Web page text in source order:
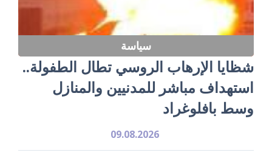
سياسة
شظايا الإرهاب الروسي تطال الطفولة..
استهداف مباشر للمدنيين والمنازل
وسط بافلوغراد
09.08.2026